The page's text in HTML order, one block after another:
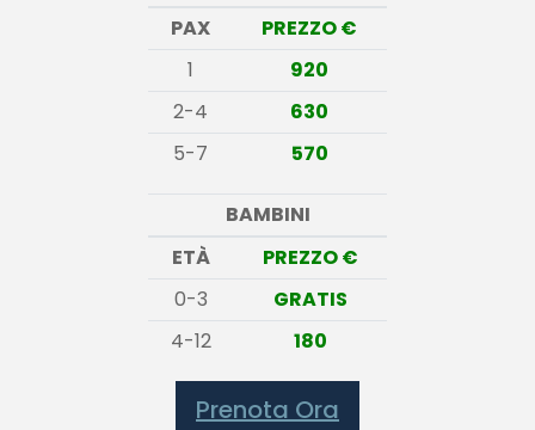
PAX
PREZZO €
1
920
2-4
630
5-7
570
BAMBINI
ETÀ
PREZZO €
0-3
GRATIS
4-12
180
Prenota Ora